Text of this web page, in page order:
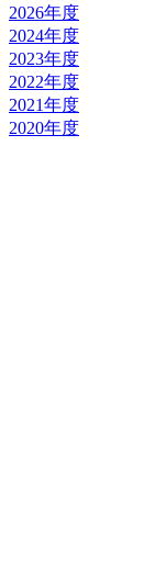
2026年度
2024年度
2023年度
2022年度
2021年度
2020年度